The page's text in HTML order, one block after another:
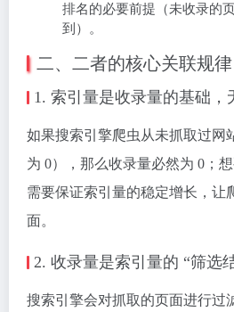
排名的必要前提（未收录的
到）。
二、二者的核心关联规律
1. 索引量是收录量的基础，
如果搜索引擎爬虫从未抓取过网
为 0），那么收录量必然为 0；
需要保证索引量的稳定增长，让
面。
2. 收录量是索引量的 “筛选
搜索引擎会对抓取的页面进行过